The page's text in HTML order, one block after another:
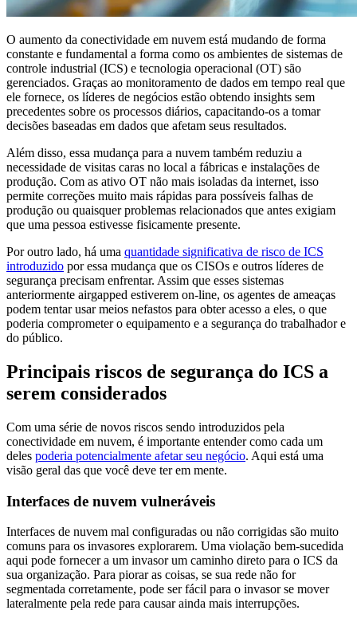
O aumento da conectividade em nuvem está mudando de forma
constante e fundamental a forma como os ambientes de sistemas de
controle industrial (ICS) e tecnologia operacional (OT) são
gerenciados. Graças ao monitoramento de dados em tempo real que
ele fornece, os líderes de negócios estão obtendo insights sem
precedentes sobre os processos diários, capacitando-os a tomar
decisões baseadas em dados que afetam seus resultados.
Além disso, essa mudança para a nuvem também reduziu a
necessidade de visitas caras no local a fábricas e instalações de
produção. Com as ativo OT não mais isoladas da internet, isso
permite correções muito mais rápidas para possíveis falhas de
produção ou quaisquer problemas relacionados que antes exigiam
que uma pessoa estivesse fisicamente presente.
Por outro lado, há uma quantidade significativa de risco de ICS
introduzido por essa mudança que os CISOs e outros líderes de
segurança precisam enfrentar. Assim que esses sistemas
anteriormente airgapped estiverem on-line, os agentes de ameaças
podem tentar usar meios nefastos para obter acesso a eles, o que
poderia comprometer o equipamento e a segurança do trabalhador e
do público.
Principais riscos de segurança do ICS a
serem considerados
Com uma série de novos riscos sendo introduzidos pela
conectividade em nuvem, é importante entender como cada um
deles poderia potencialmente afetar seu negócio. Aqui está uma
visão geral das que você deve ter em mente.
Interfaces de nuvem vulneráveis
Interfaces de nuvem mal configuradas ou não corrigidas são muito
comuns para os invasores explorarem. Uma violação bem-sucedida
aqui pode fornecer a um invasor um caminho direto para o ICS da
sua organização. Para piorar as coisas, se sua rede não for
segmentada corretamente, pode ser fácil para o invasor se mover
lateralmente pela rede para causar ainda mais interrupções.